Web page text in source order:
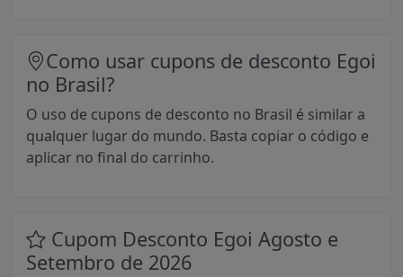
Como usar cupons de desconto Egoi
no Brasil?
O uso de cupons de desconto no Brasil é similar a
qualquer lugar do mundo. Basta copiar o código e
aplicar no final do carrinho.
Cupom Desconto Egoi Agosto e
Setembro de 2026